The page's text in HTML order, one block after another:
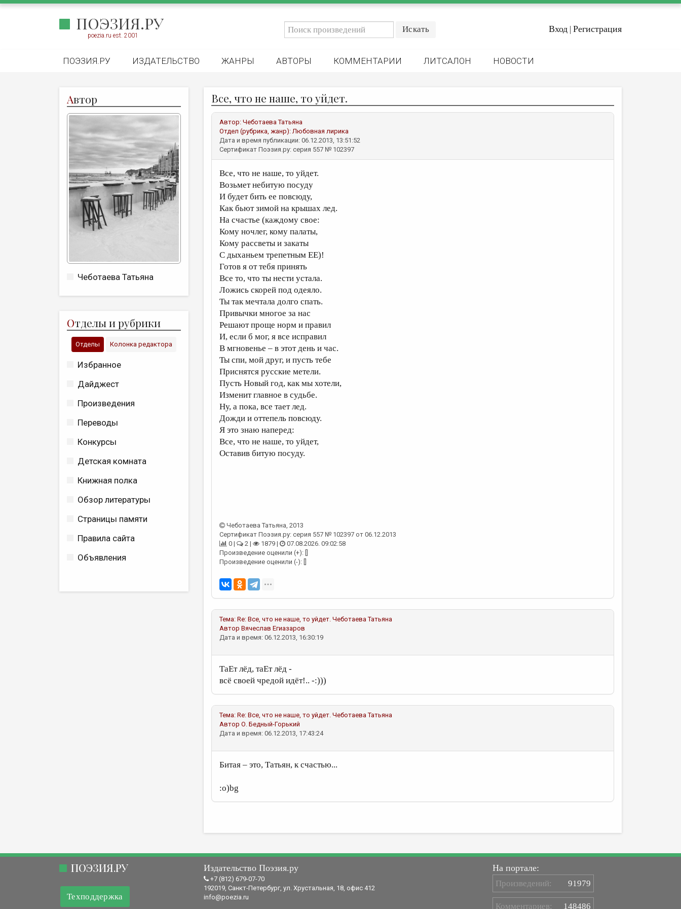
ПОЭЗИЯ.РУ
poezia.ru est. 2001
Вход | Регистрация
ПОЭЗИЯ.РУ ИЗДАТЕЛЬСТВО ЖАНРЫ АВТОРЫ КОММЕНТАРИИ ЛИТСАЛОН НОВОСТИ
Автор
Чеботаева Татьяна
Отделы и рубрики
Отделы Колонка редактора
Избранное
Дайджест
Произведения
Переводы
Конкурсы
Детская комната
Книжная полка
Обзор литературы
Страницы памяти
Правила сайта
Объявления
Все, что не наше, то уйдет.
Автор: Чеботаева Татьяна
Отдел (рубрика, жанр):Любовная лирика
Дата и время публикации: 06.12.2013, 13:51:52
Сертификат Поэзия.ру: серия 557 № 102397
Все, что не наше, то уйдет.
Возьмет небитую посуду
И будет бить ее повсюду,
Как бьют зимой на крышах лед.
На счастье (каждому свое:
Кому ночлег, кому палаты,
Кому рассветы и закаты
С дыханьем трепетным ЕЕ)!
Готов я от тебя принять
Все то, что ты нести устала.
Ложись скорей под одеяло.
Ты так мечтала долго спать.
Привычки многое за нас
Решают проще норм и правил
И, если б мог, я все исправил
В мгновенье – в этот день и час.
Ты спи, мой друг, и пусть тебе
Приснятся русские метели.
Пусть Новый год, как мы хотели,
Изменит главное в судьбе.
Ну, а пока, все тает лед.
Дожди и оттепель повсюду.
Я это знаю наперед:
Все, что не наше, то уйдет,
Оставив битую посуду.
Чеботаева Татьяна, 2013
Сертификат Поэзия.ру: серия 557 № 102397 от 06.12.2013
0 |
2 | 1879 |
07.08.2026. 09:02:58
Произведение оценили (+): []
Произведение оценили (-): []
Тема: Re: Все, что не наше, то уйдет. Чеботаева Татьяна
Автор Вячеслав Егиазаров
Дата и время: 06.12.2013, 16:30:19
ТаЕт лёд, таЕт лёд -
всё своей чредой идёт!.. -:)))
Тема: Re: Все, что не наше, то уйдет. Чеботаева Татьяна
Автор О. Бедный-Горький
Дата и время: 06.12.2013, 17:43:24
Битая – это, Татьян, к счастью...
:о)bg
ПОЭЗИЯ.РУ
Техподдержка
Издательство Поэзия.ру
+7 (812) 679-07-70
192019, Санкт-Петербург, ул. Хрустальная, 18, офис 412
info@poezia.ru
На портале:
Произведений: 91979
Комментариев: 148486